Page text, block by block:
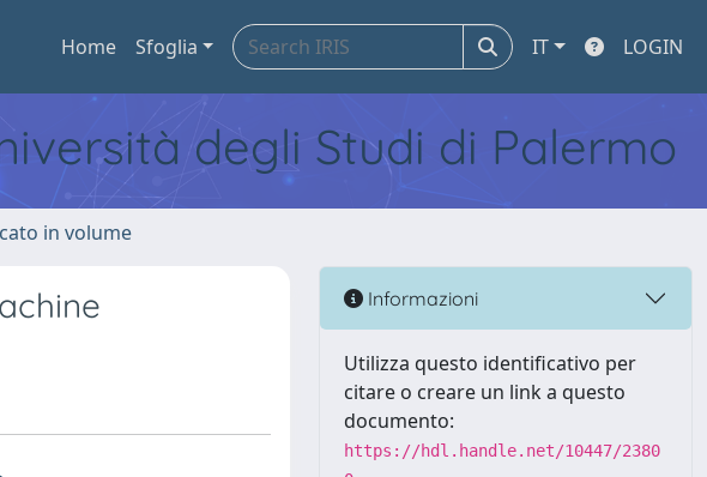
Home Sfoglia IT LOGIN
degli Studi di Palermo
in volume
Informazioni
Utilizza questo identificativo per
citare o creare un link a questo
documento:
https://hdl.handle.net/10447/2380